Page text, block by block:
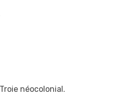
néocolonial.